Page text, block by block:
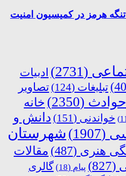
هرمز در کمیسیون امنیت
(2731)
ادبیات
تبلیغات (124)
تصاویر
حوادث (2350)
خانه
خواندنی (151)
دانش و
(1907)
شهرستان
هنری (487)
مقالات
(827) پیام (18)
گالری